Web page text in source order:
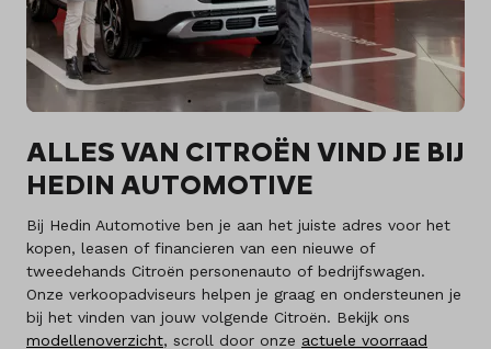
ALLES VAN CITROËN VIND JE BIJ
HEDIN AUTOMOTIVE
Bij Hedin Automotive ben je aan het juiste adres voor het
kopen, leasen of financieren van een nieuwe of
tweedehands Citroën personenauto of bedrijfswagen.
Onze verkoopadviseurs helpen je graag en ondersteunen je
bij het vinden van jouw volgende Citroën. Bekijk ons
modellenoverzicht, scroll door onze actuele voorraad